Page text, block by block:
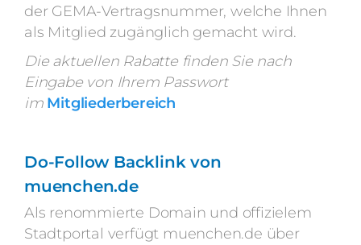
der GEMA-Vertragsnummer, welche Ihnen
als Mitglied zugänglich gemacht wird.
Die aktuellen Rabatte finden Sie nach
Eingabe von Ihrem Passwort
im Mitgliederbereich
Do-Follow Backlink von
muenchen.de
Als renommierte Domain und offizielem
Stadtportal verfügt muenchen.de über